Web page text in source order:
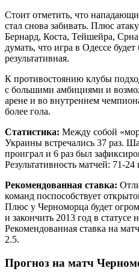
Стоит отметить, что
стал снова забивать. Плюс
Бернард, Коста, Тейшейра,
думать, что игра в Одессе
результативная.
К противостоянию клубы
с большими амбициями и
арене и во внутреннем
более гола.
Статистика: Между собой
Украины встречались 37 раз.
проиграл и 6 раз был
Результативность матчей: 71-
Рекомендованная ставка:
команд поспособствует
Плюс у Черноморца будет
и закончить 2013 год в
Рекомендованная ставка на
2.5.
Прогноз на матч